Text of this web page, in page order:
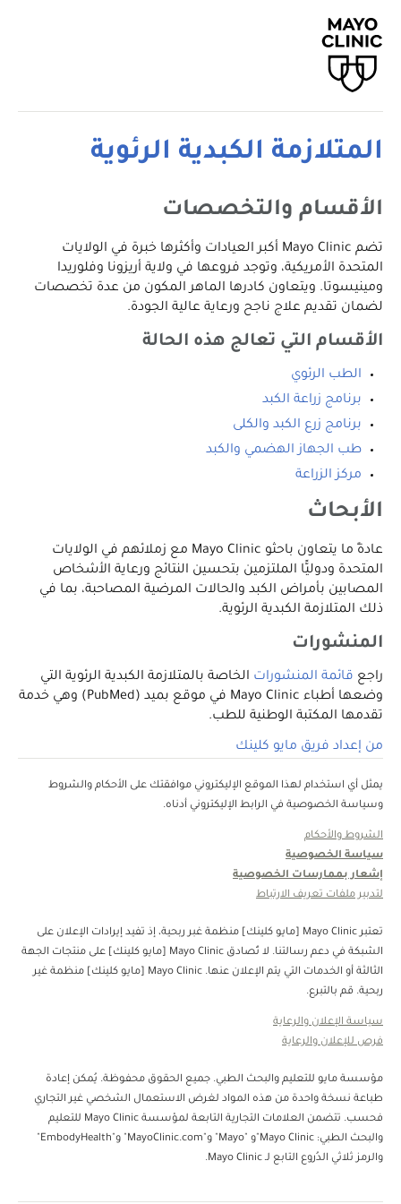
المتلازمة الكبدية الرئوية
الأقسام والتخصصات
تضم Mayo Clinic أكبر العيادات وأكثرها خبرة في الولايات
المتحدة الأمريكية، وتوجد فروعها في ولاية أريزونا وفلوريدا
ومينيسوتا. ويتعاون كادرها الماهر المكون من عدة تخصصات
لضمان تقديم علاج ناجح ورعاية عالية الجودة.
الأقسام التي تعالج هذه الحالة
الطب الرئوي
برنامج زراعة الكبد
برنامج زرع الكبد والكلى
طب الجهاز الهضمي والكبد
مركز الزراعة
الأبحاث
عادةً ما يتعاون باحثو Mayo Clinic مع زملائهم في الولايات
المتحدة ودوليًّا الملتزمين بتحسين النتائج ورعاية الأشخاص
المصابين بأمراض الكبد والحالات المرضية المصاحبة، بما في
ذلك المتلازمة الكبدية الرئوية.
المنشورات
راجع قائمة المنشورات الخاصة بالمتلازمة الكبدية الرئوية التي
وضعها أطباء Mayo Clinic في موقع بميد (PubMed) وهي خدمة
تقدمها المكتبة الوطنية للطب.
من إعداد فريق مايو كلينك
يمثل أي استخدام لهذا الموقع الإليكتروني موافقتك على الأحكام والشروط
وسياسة الخصوصية في الرابط الإليكتروني أدناه.
الشروط والأحكام
سياسة الخصوصية
إشعار بممارسات الخصوصية
لتدبير ملفات تعريف الارتباط
تعتبر Mayo Clinic [مايو كلينك] منظمة غبر ربحية، إذ تفيد إيرادات الإعلان على
الشبكة في دعم رسالتنا. لا تُصادق Mayo Clinic [مايو كلينك] على منتجات الجهة
الثالثة أو الخدمات التي يتم الإعلان عنها. Mayo Clinic [مايو كلينك] منظمة غير
ربحية. قم بالتبرع.
سياسة الإعلان والرعاية
فرص للإعلان والرعاية
مؤسسة مايو للتعليم والبحث الطبي. جميع الحقوق محفوظة. يُمكن إعادة
طباعة نسخة واحدة من هذه المواد لغرض الاستعمال الشخصي غير التجاري
فحسب. تتضمن العلامات التجارية التابعة لمؤسسة Mayo Clinic للتعليم
والبحث الطبي: Mayo Clinic"و "Mayo" و"MayoClinic.com" و"EmbodyHealth"
والرمز ثلاثي الدُروع التابع لـ Mayo Clinic.